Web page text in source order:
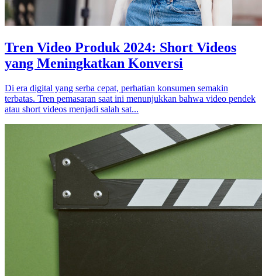
Tren Video Produk 2024: Short Videos
yang Meningkatkan Konversi
Di era digital yang serba cepat, perhatian konsumen semakin
terbatas. Tren pemasaran saat ini menunjukkan bahwa video pendek
atau short videos menjadi salah sat...